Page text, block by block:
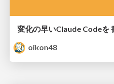
変化の早いClaude Codeを
oikon48